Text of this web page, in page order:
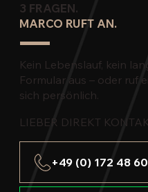
3 FRAGEN.
MARCO RUFT AN.
Kein Lebenslauf, kein
Formular aus – oder ruf
sich persönlich.
LIEBER DIREKT
+49 (0) 172 48